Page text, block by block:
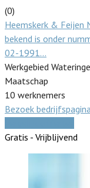
(0)
Heemskerk & Feijen
bekend is onder
02-1991…
Werkgebied
Maatschap
10 werknemers
Bezoek bedrijfspagina
Gratis - Vrijblijvend